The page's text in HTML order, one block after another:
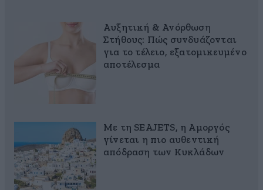
Αυξητική & Ανόρθωση
Στήθους: Πώς συνδυάζονται
για το τέλειο, εξατομικευμένο
αποτέλεσμα
Με τη SEAJETS, η Αμοργός
γίνεται η πιο αυθεντική
απόδραση των Κυκλάδων